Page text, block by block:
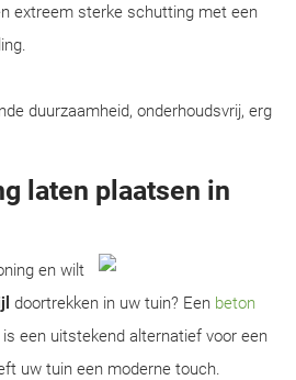
extreem sterke schutting met een
duurzaamheid, onderhoudsvrij, erg
laten plaatsen in
en wilt
doortrekken in uw tuin? Een beton
is een uitstekend alternatief voor een
uw tuin een moderne touch.